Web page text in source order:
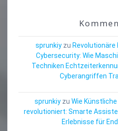
sprunkiyzu
Cybersecurity: Wie
Techniken
Cyberangriffen
sprunkiy zu Wie
revolutioniert: Smarte
Erlebnisse für